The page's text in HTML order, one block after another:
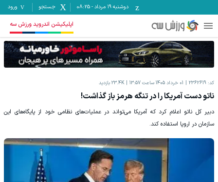
دوشنبه ۱۹ مرداد -
08:25 جستجو ورود
اپلیکیشن اندروید ورزش سه
کد: 2362619 01 خرداد 1405 ساعت 13:57 23.4K بازدید
ناتو دست آمریکا را در تنگه هرمز باز گذاشت!
دبیر کل ناتو اعلام کرد که آمریکا می‌تواند در عملیات‌های نظامی خود از پایگاه‌های این
سازمان در اروپا استفاده کند.